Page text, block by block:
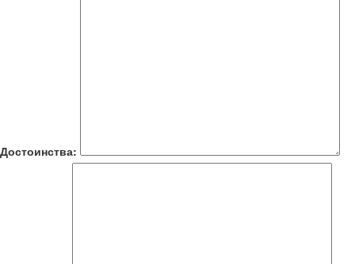
Достоинства: